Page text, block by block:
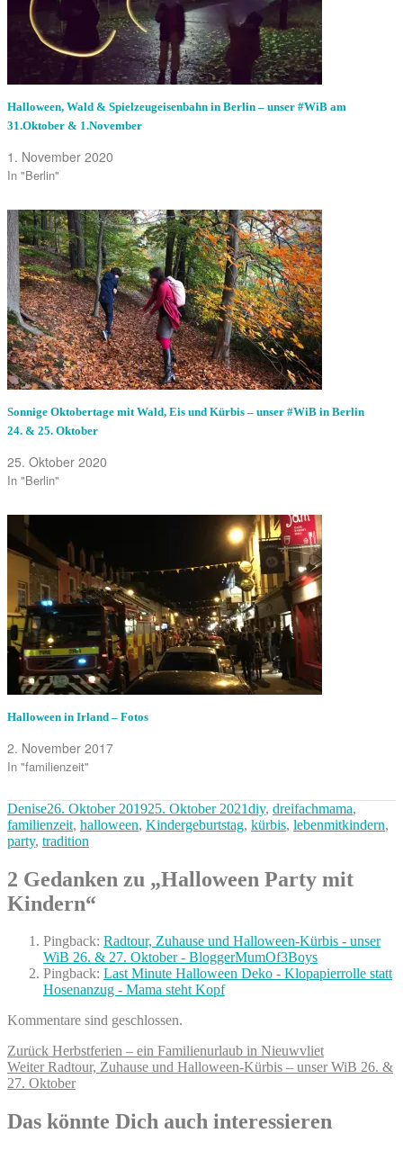
Halloween, Wald & Spielzeugeisenbahn in Berlin – unser #WiB am
31.Oktober & 1.November
1. November 2020
In "Berlin"
Sonnige Oktobertage mit Wald, Eis und Kürbis – unser #WiB in Berlin
24. & 25. Oktober
25. Oktober 2020
In "Berlin"
Halloween in Irland – Fotos
2. November 2017
In "familienzeit"
Autor
DeniseVeröffentlicht
am
26. Oktober 201925. Oktober 2021Kategorien
diy, dreifachmama,
familienzeit, halloween, Kindergeburtstag, kürbis, lebenmitkindern,
party, tradition
2 Gedanken zu „Halloween Party mit
Kindern“
Pingback: Radtour, Zuhause und Halloween-Kürbis - unser
WiB 26. & 27. Oktober - BloggerMumOf3Boys
Pingback: Last Minute Halloween Deko - Klopapierrolle statt
Hosenanzug - Mama steht Kopf
Kommentare sind geschlossen.
Beitragsnavigation
Zurück Vorheriger
Beitrag:
Herbstferien – ein Familienurlaub in Nieuwvliet
Weiter Nächster
Beitrag:
Radtour, Zuhause und Halloween-Kürbis – unser WiB 26. &
27. Oktober
Das könnte Dich auch interessieren